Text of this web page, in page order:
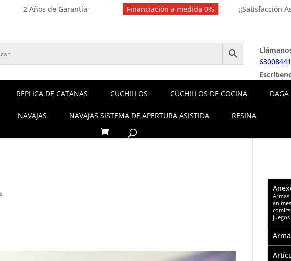
2 Años de Garantía Financiación a medida 0% ¡¡Satisfacción
RÉPLICA DE CATANAS CUCHILLOS CUCHILLOS DE COCINA DAGA
NAVAJAS NAVAJAS SISTEMA DE APERTURA ASISTIDA RESINA
–
Armas